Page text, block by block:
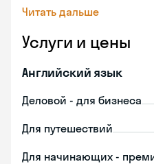
Читать дальше
Услуги и цены
Английский язык
Деловой - для бизнеса
Для путешествий
Для начинающих -